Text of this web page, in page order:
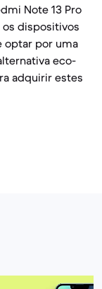
Note 13 Pro
os dispositivos
optar por uma
eco-
adquirir estes